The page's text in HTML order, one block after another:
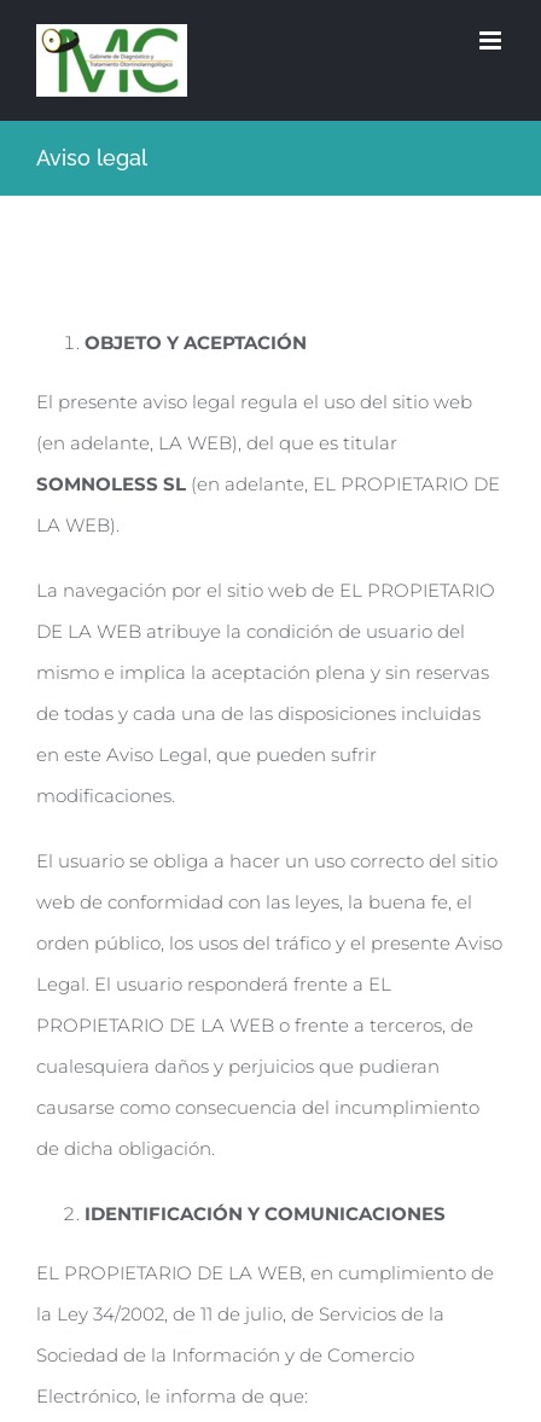
Aviso legal
OBJETO Y ACEPTACIÓN
El presente aviso legal regula el uso del sitio web
(en adelante, LA WEB), del que es titular
SOMNOLESS SL (en adelante, EL PROPIETARIO DE
LA WEB).
La navegación por el sitio web de EL PROPIETARIO
DE LA WEB atribuye la condición de usuario del
mismo e implica la aceptación plena y sin reservas
de todas y cada una de las disposiciones incluidas
en este Aviso Legal, que pueden sufrir
modificaciones.
El usuario se obliga a hacer un uso correcto del sitio
web de conformidad con las leyes, la buena fe, el
orden público, los usos del tráfico y el presente Aviso
Legal. El usuario responderá frente a EL
PROPIETARIO DE LA WEB o frente a terceros, de
cualesquiera daños y perjuicios que pudieran
causarse como consecuencia del incumplimiento
de dicha obligación.
IDENTIFICACIÓN Y COMUNICACIONES
EL PROPIETARIO DE LA WEB, en cumplimiento de
la Ley 34/2002, de 11 de julio, de Servicios de la
Sociedad de la Información y de Comercio
Electrónico, le informa de que: